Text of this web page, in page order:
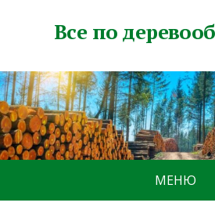
Все по
МЕНЮ